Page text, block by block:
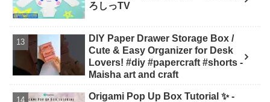
ろしっTV
DIY Paper Drawer Storage Box /
Cute & Easy Organizer for Desk
Lovers! #diy #papercraft #shorts -
Maisha art and craft
Origami Pop Up Box Tutorial ✨ -